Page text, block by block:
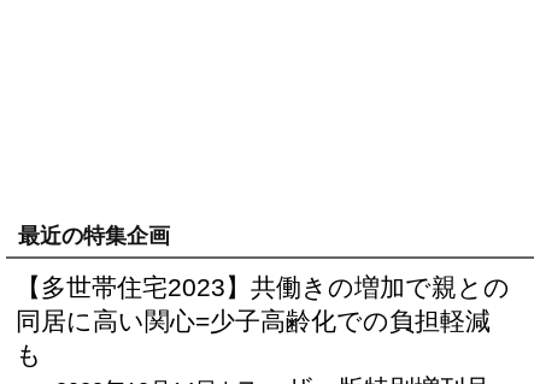
最近の特集企画
【多世帯住宅2023】共働きの増加で親との
同居に高い関心=少子高齢化での負担軽減
も